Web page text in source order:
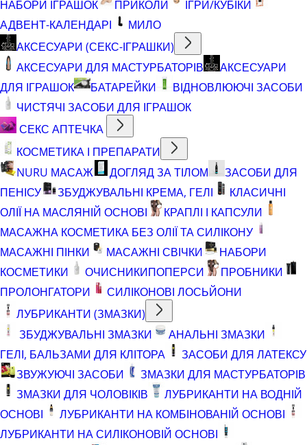
НАБОРИ ІГРАШОК
ПРИКОЛИ
ІГРИ/КУБІКИ
АДВЕНТ-КАЛЕНДАРІ
МИЛО
АКСЕСУАРИ (СЕКС-ІГРАШКИ)
АКСЕСУАРИ ДЛЯ МАСТУРБАТОРІВ
АКСЕСУАРИ
ДЛЯ ІГРАШОК
БАТАРЕЙКИ
ВІДНОВЛЮЮЧІ ЗАСОБИ
ЧИСТЯЧІ ЗАСОБИ ДЛЯ ІГРАШОК
СЕКС АПТЕЧКА
КОСМЕТИКА І ПРЕПАРАТИ
NURU МАСАЖ
ДОГЛЯД ЗА ТІЛОМ
ЗАСОБИ ДЛЯ
ПЕНІСУ
ЗБУДЖУВАЛЬНІ КРЕМА, ГЕЛІ
КЛАСИЧНІ
ОЛІЇ НА МАСЛЯНІЙ ОСНОВІ
КРАПЛІ І КАПСУЛИ
МАСАЖНА КОСМЕТИКА БЕЗ ОЛІЇ ТА СИЛІКОНУ
МАСАЖНІ ПІНКИ
МАСАЖНІ СВІЧКИ
НАБОРИ
КОСМЕТИКИ
ОЧИСНИКИПОПЕРСИ
ПРОБНИКИ
ПРОЛОНГАТОРИ
СИЛІКОНОВІ ЛОСЬЙОНИ
ЛУБРИКАНТИ (ЗМАЗКИ)
ЗБУДЖУВАЛЬНІ ЗМАЗКИ
АНАЛЬНІ ЗМАЗКИ
ГЕЛІ, БАЛЬЗАМИ ДЛЯ КЛІТОРА
ЗАСОБИ ДЛЯ ЛАТЕКСУ
ЗВУЖУЮЧІ ЗАСОБИ
ЗМАЗКИ ДЛЯ МАСТУРБАТОРІВ
ЗМАЗКИ ДЛЯ ЧОЛОВІКІВ
ЛУБРИКАНТИ НА ВОДНІЙ
ОСНОВІ
ЛУБРИКАНТИ НА КОМБІНОВАНІЙ ОСНОВІ
ЛУБРИКАНТИ НА СИЛІКОНОВІЙ ОСНОВІ